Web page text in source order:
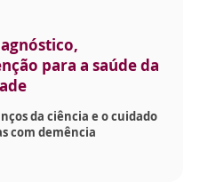
para a saúde da
da ciência e o cuidado
com demência